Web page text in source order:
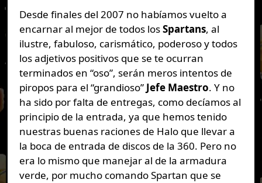
Desde finales del 2007 no habíamos vuelto a
encarnar al mejor de todos losSpartans, al
ilustre, fabuloso, carismático, poderoso y todos
los adjetivos positivos que se te ocurran
terminados en “oso”, serán meros intentos de
piropos para el “grandioso” Jefe Maestro. Y no
ha sido por falta de entregas, como decíamos al
principio de la entrada, ya que hemos tenido
nuestras buenas raciones de Halo que llevar a
la boca de entrada de discos de la 360. Pero no
era lo mismo que manejar al de la armadura
verde, por mucho comando Spartan que se